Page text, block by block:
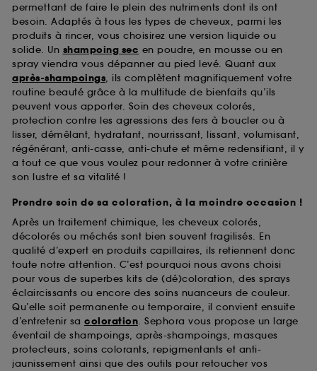
permettant de faire le plein des nutriments dont ils ont
besoin. Adaptés à tous les types de cheveux, parmi les
produits à rincer, vous choisirez une version liquide ou
solide. Un shampoing sec en poudre, en mousse ou en
spray viendra vous dépanner au pied levé. Quant aux
après-shampoings, ils complètent magnifiquement votre
routine beauté grâce à la multitude de bienfaits qu’ils
peuvent vous apporter. Soin des cheveux colorés,
protection contre les agressions des fers à boucler ou à
lisser, démêlant, hydratant, nourrissant, lissant, volumisant,
régénérant, anti-casse, anti-chute et même redensifiant, il y
a tout ce que vous voulez pour redonner à votre crinière
son lustre et sa vitalité !
Prendre soin de sa coloration, à la moindre occasion !
Après un traitement chimique, les cheveux colorés,
décolorés ou méchés sont bien souvent fragilisés. En
qualité d’expert en produits capillaires, ils retiennent donc
toute notre attention. C’est pourquoi nous avons choisi
pour vous de superbes kits de (dé)coloration, des sprays
éclaircissants ou encore des soins nuanceurs de couleur.
Qu’elle soit permanente ou temporaire, il convient ensuite
d’entretenir sa coloration. Sephora vous propose un large
éventail de shampoings, après-shampoings, masques
protecteurs, soins colorants, repigmentants et anti-
jaunissement ainsi que des outils pour retoucher vos